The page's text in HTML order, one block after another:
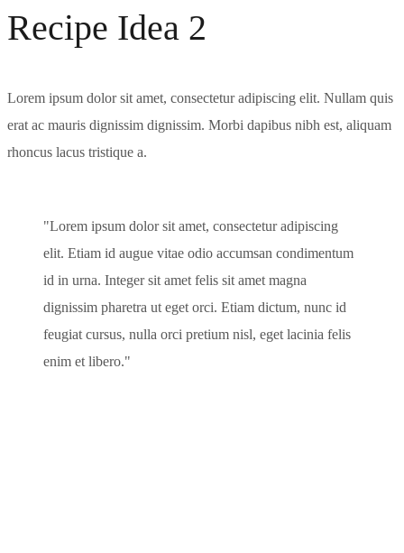
Recipe Idea 2
Lorem ipsum dolor sit amet, consectetur adipiscing elit. Nullam quis
erat ac mauris dignissim dignissim. Morbi dapibus nibh est, aliquam
rhoncus lacus tristique a.
Lorem ipsum dolor sit amet, consectetur adipiscing
elit. Etiam id augue vitae odio accumsan condimentum
id in urna. Integer sit amet felis sit amet magna
dignissim pharetra ut eget orci. Etiam dictum, nunc id
feugiat cursus, nulla orci pretium nisl, eget lacinia felis
enim et libero.